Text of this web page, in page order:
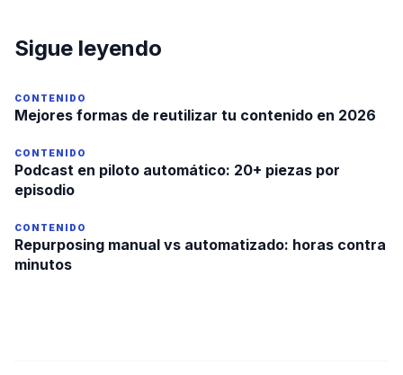
Sigue leyendo
CONTENIDO
Mejores formas de reutilizar tu contenido en 2026
CONTENIDO
Podcast en piloto automático: 20+ piezas por
episodio
CONTENIDO
Repurposing manual vs automatizado: horas contra
minutos